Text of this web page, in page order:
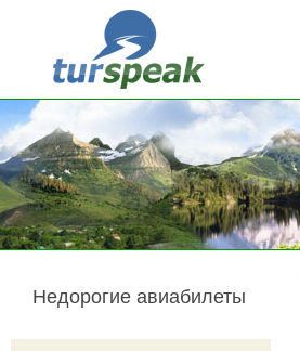
Перейти к основному содержанию
Недорогие авиабилеты